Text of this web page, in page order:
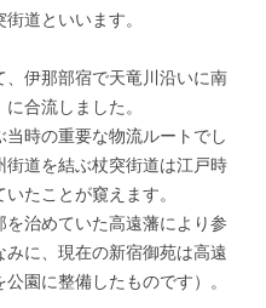
道といいます。
伊那部宿で天竜川沿いに南
合流しました。
時の重要な物流ルートでし
道を結ぶ杖突街道は江戸時
たことが窺えます。
治めていた高遠藩により参
に、現在の新宿御苑は高遠
園に整備したものです）。